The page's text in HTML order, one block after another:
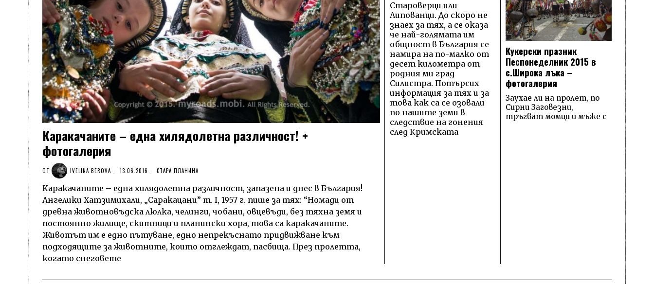
Каракачаните – една хилядолетна различност! +
фотогалерия
ОТ IVELINA BEROVA 13.06.2016 СТАРА ПЛАНИНА
Каракачаните – една хилядолетна различност, запазена и днес в България!
Ангелики Хатзимихали, „Саракацани” т. I, 1957 г. пише за тях: “Номади от
древна животновъдска люлка, челинги, чобани, овцевъди, без тяхна земя и
постоянно жилище, скитници и планински хора, това са каракачаните.
Животът им е едно пътуване, едно непрекъснато придвижване към
подходящите за животните, които отглеждат, пасбища. През пролетта,
когато снеговете
Староверци или
Липованци. До скоро не
знаех за тях, а се оказа
че най-голямата им
общност в България се
намира на по-малко от
десет километра от
родния ми град
Силистра. Потърсих
информация за тях и за
това как са се озовали
по нашите земи в
следствие на гонения
след Кримската
Кукерски празник
Песпонеделник 2015 в
с.Широка лъка –
фотогалерия
Заухае ли на пролет, по
Сирни Заговезни,
тръгват момци и мъже с